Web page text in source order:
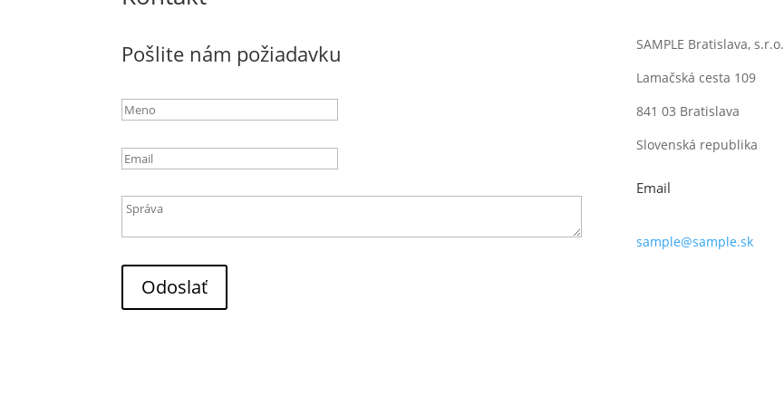
Pošlite nám požiadavku
Odoslať
SAMPLE Bratislava, s.r.o.
Lamačská cesta 109
841 03 Bratislava
Slovenská republika
Email
sample@sample.sk